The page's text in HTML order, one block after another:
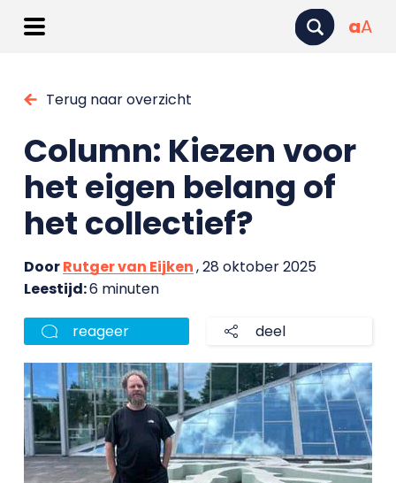
aA
Terug naar overzicht
Column: Kiezen voor
het eigen belang of
het collectief?
DoorRutger van Eijken, 28 oktober 2025
Leestijd:6 minuten
reageer deel